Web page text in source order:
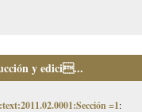
y edici...
=1: